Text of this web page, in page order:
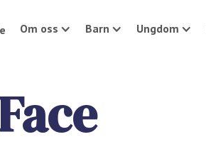
Om oss Barn Ungdom